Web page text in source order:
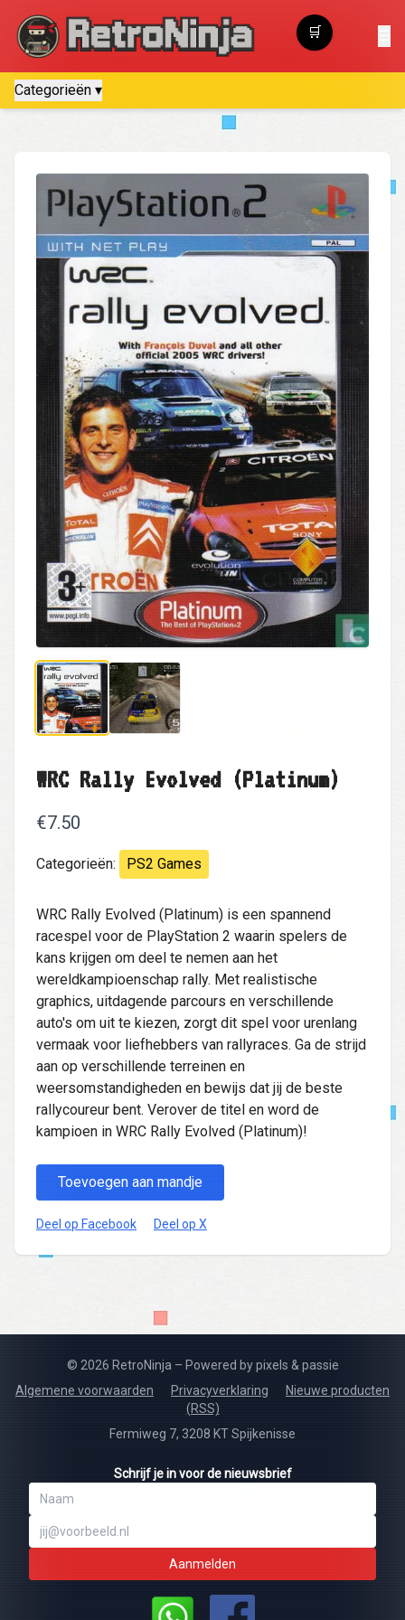
Categorieën ▾
🛒
Winkelwagen
WRC Rally Evolved (Platinum)
€7.50
Categorieën: PS2 Games
WRC Rally Evolved (Platinum) is een spannend
racespel voor de PlayStation 2 waarin spelers de
kans krijgen om deel te nemen aan het
wereldkampioenschap rally. Met realistische
graphics, uitdagende parcours en verschillende
auto's om uit te kiezen, zorgt dit spel voor urenlang
vermaak voor liefhebbers van rallyraces. Ga de strijd
aan op verschillende terreinen en
weersomstandigheden en bewijs dat jij de beste
rallycoureur bent. Verover de titel en word de
kampioen in WRC Rally Evolved (Platinum)!
Toevoegen aan mandje
Deel op Facebook Deel op X
© 2026 RetroNinja – Powered by pixels & passie
Algemene voorwaarden
Privacyverklaring
Nieuwe producten
(RSS)
Fermiweg 7, 3208 KT Spijkenisse
Schrijf je in voor de nieuwsbrief
Aanmelden